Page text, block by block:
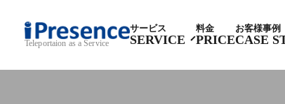
Teleportaion as a Service
サービス
SERVICE
料金
PRICE
お客様事例
CASE